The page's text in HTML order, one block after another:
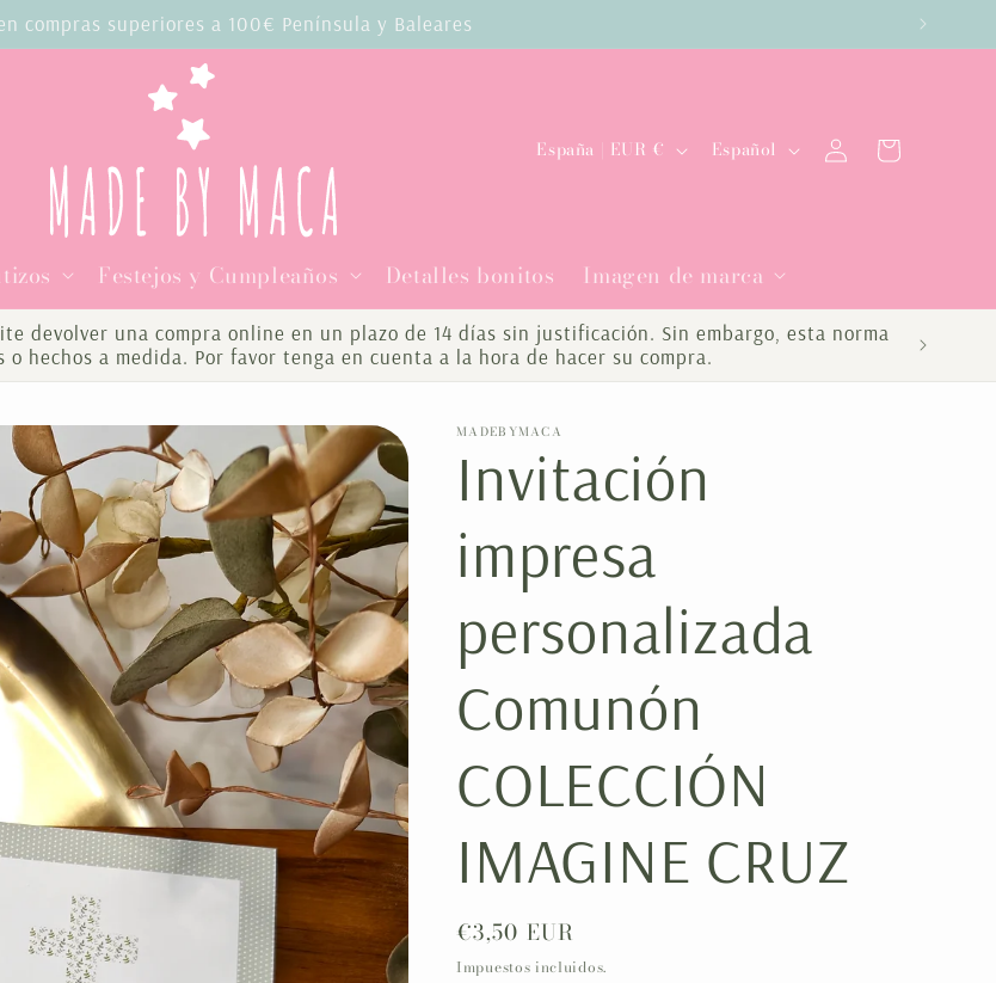
compras superiores a 100€ Península y Baleares
Festejos y Cumpleaños Detalles bonitos Imagen de marca
P
s
/
r
e
g
i
ó
n
España | EUR €
o
m
a
Español
Iniciar
sesión
Carrito
devolver una compra online en un plazo de 14 días sin justificación. Sin embargo, esta norma
hechos a medida. Por favor tenga en cuenta a la hora de hacer su compra.
MADEBYMACA
Invitación
impresa
personalizada
Comunón
COLECCIÓN
IMAGINE CRUZ
Precio
habitual
€3,50 EUR
Impuestos incluidos.